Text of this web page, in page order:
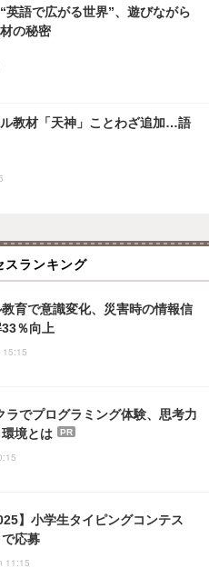
英語で広がる世界”、遊びながら
の秘密
教材「天神」ことわざ追加…語
スランキング
育で意識変化、災害時の情報信
％向上
15:15
ラでプログラミング体験、思考力
境とは
PR
】小学生タイピングコンテス
応募
11:15